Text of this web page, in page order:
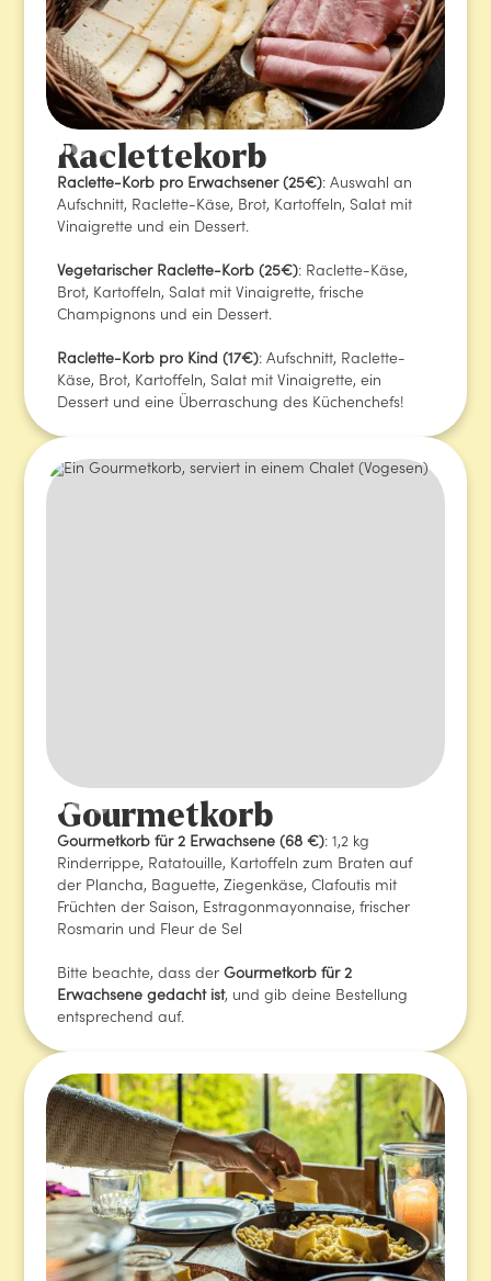
Raclettekorb
Raclette-Korb pro Erwachsener (25€): Auswahl an
Aufschnitt, Raclette-Käse, Brot, Kartoffeln, Salat mit
Vinaigrette und ein Dessert.
Vegetarischer Raclette-Korb (25€): Raclette-Käse,
Brot, Kartoffeln, Salat mit Vinaigrette, frische
Champignons und ein Dessert.
Raclette-Korb pro Kind (17€): Aufschnitt, Raclette-
Käse, Brot, Kartoffeln, Salat mit Vinaigrette, ein
Dessert und eine Überraschung des Küchenchefs!
Gourmetkorb
Gourmetkorb für 2 Erwachsene (68 €): 1,2 kg
Rinderrippe, Ratatouille, Kartoffeln zum Braten auf
der Plancha, Baguette, Ziegenkäse, Clafoutis mit
Früchten der Saison, Estragonmayonnaise, frischer
Rosmarin und Fleur de Sel
Bitte beachte, dass derGourmetkorb für 2
Erwachsene gedacht ist, und gib deine Bestellung
entsprechend auf.